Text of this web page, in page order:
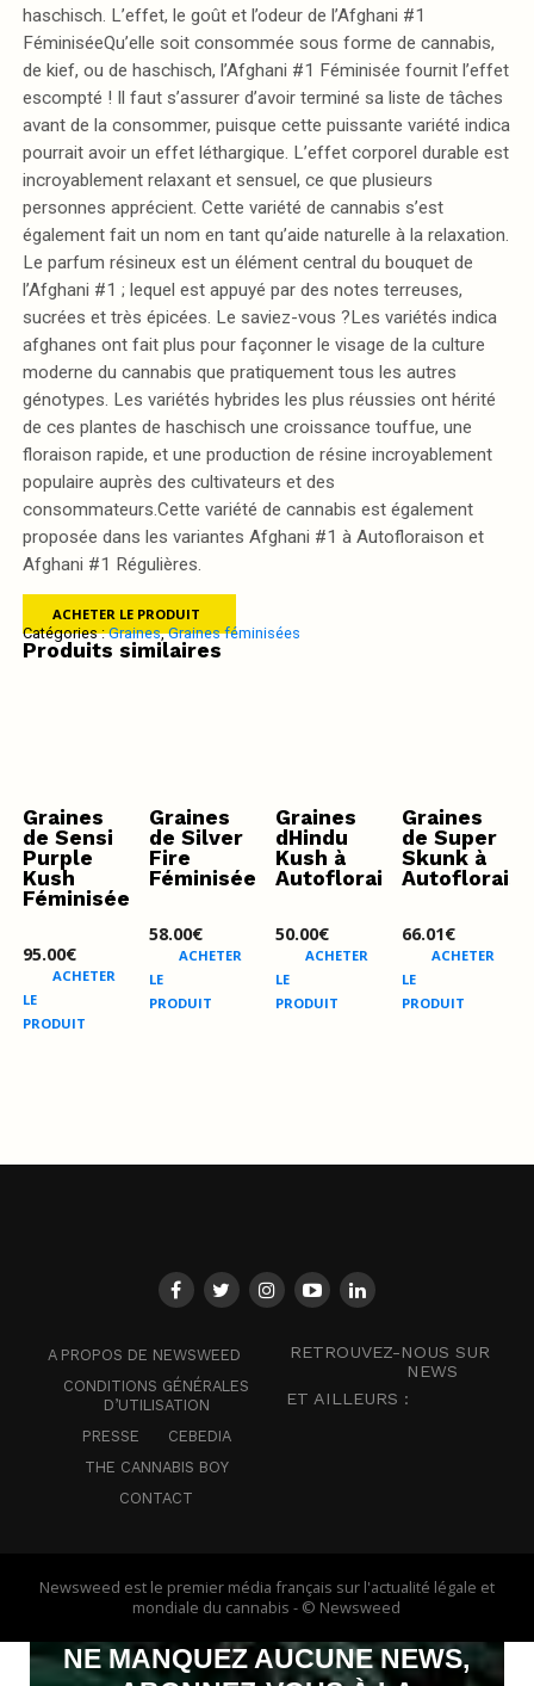
haschisch. L’effet, le goût et l’odeur de l’Afghani #1
FéminiséeQu’elle soit consommée sous forme de cannabis,
de kief, ou de haschisch, l’Afghani #1 Féminisée fournit l’effet
escompté ! Il faut s’assurer d’avoir terminé sa liste de tâches
avant de la consommer, puisque cette puissante variété indica
pourrait avoir un effet léthargique. L’effet corporel durable est
incroyablement relaxant et sensuel, ce que plusieurs
personnes apprécient. Cette variété de cannabis s’est
également fait un nom en tant qu’aide naturelle à la relaxation.
Le parfum résineux est un élément central du bouquet de
l’Afghani #1 ; lequel est appuyé par des notes terreuses,
sucrées et très épicées. Le saviez-vous ?Les variétés indica
afghanes ont fait plus pour façonner le visage de la culture
moderne du cannabis que pratiquement tous les autres
génotypes. Les variétés hybrides les plus réussies ont hérité
de ces plantes de haschisch une croissance touffue, une
floraison rapide, et une production de résine incroyablement
populaire auprès des cultivateurs et des
consommateurs.Cette variété de cannabis est également
proposée dans les variantes Afghani #1 à Autofloraison et
Afghani #1 Régulières.
ACHETER LE PRODUIT
Catégories :Graines,Graines féminisées
Produits similaires
Graines
de Sensi
Purple
Kush
Féminisées
95.00€
ACHETER
LE
PRODUIT
Graines
de Silver
Fire
Féminisée
58.00€
ACHETER
LE
PRODUIT
Graines
dHindu
Kush à
Autofloraison
50.00€
ACHETER
LE
PRODUIT
Graines
de Super
Skunk à
66.01€
ACHETER
LE
PRODUIT
A PROPOS DE NEWSWEED
CONDITIONS GÉNÉRALES
D’UTILISATION
PRESSE
CEBEDIA
THE CANNABIS BOY
CONTACT
RETROUVEZ-NOUS SUR
NEWS
ET AILLEURS :
Newsweed est le premier média français sur l'actualité légale et
mondiale du cannabis - © Newsweed
NE MANQUEZ AUCUNE NEWS,